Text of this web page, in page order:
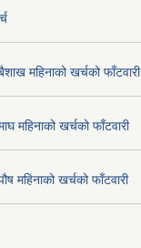
महिनाको खर्चको फाँटवारी
महिनाको खर्चको फाँटवारी
खर्चको फाँटवारी